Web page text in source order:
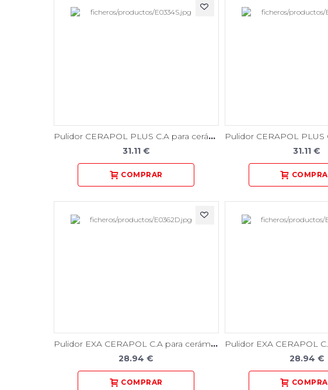
Pulidor CERAPOL PLUS C.A para cerámica 6 Unidades
31.11 € 31.11 €
Pulidor EXA CERAPOL C.A para cerámica 12 Unidades
28.94 € 28.94 €